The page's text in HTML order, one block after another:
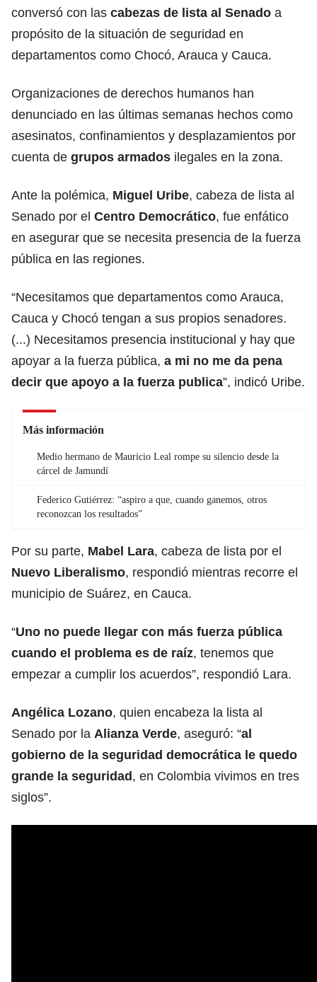
conversó con las cabezas de lista al Senado a
propósito de la situación de seguridad en
departamentos como Chocó, Arauca y Cauca.
Organizaciones de derechos humanos han
denunciado en las últimas semanas hechos como
asesinatos, confinamientos y desplazamientos por
cuenta de grupos armados ilegales en la zona.
Ante la polémica, Miguel Uribe, cabeza de lista al
Senado por el Centro Democrático, fue enfático
en asegurar que se necesita presencia de la fuerza
pública en las regiones.
“Necesitamos que departamentos como Arauca,
Cauca y Chocó tengan a sus propios senadores.
(...) Necesitamos presencia institucional y hay que
apoyar a la fuerza pública, a mi no me da pena
decir que apoyo a la fuerza publica”, indicó Uribe.
Más información
Medio hermano de Mauricio Leal rompe su silencio desde la
cárcel de Jamundí
Federico Gutiérrez: “aspiro a que, cuando ganemos, otros
reconozcan los resultados”
Por su parte, Mabel Lara, cabeza de lista por el
Nuevo Liberalismo, respondió mientras recorre el
municipio de Suárez, en Cauca.
“Uno no puede llegar con más fuerza pública
cuando el problema es de raíz, tenemos que
empezar a cumplir los acuerdos”, respondió Lara.
Angélica Lozano, quien encabeza la lista al
Senado por la Alianza Verde, aseguró: “al
gobierno de la seguridad democrática le quedo
grande la seguridad, en Colombia vivimos en tres
siglos”.